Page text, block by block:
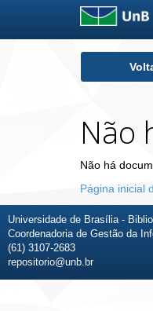
Não
Não há
Página inicial
Universidade de Brasília -
Coordenadoria de Gestão da
(61) 3107-2683
repositorio@unb.br